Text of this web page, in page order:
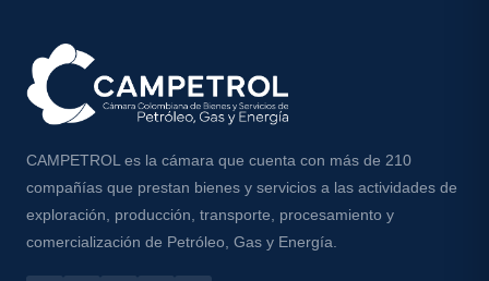
CAMPETROL es la cámara que cuenta con más de 210
compañías que prestan bienes y servicios a las actividades de
exploración, producción, transporte, procesamiento y
comercialización de Petróleo, Gas y Energía.